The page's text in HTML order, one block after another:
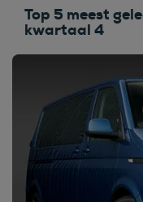
Top 5 meest
kwartaal 4